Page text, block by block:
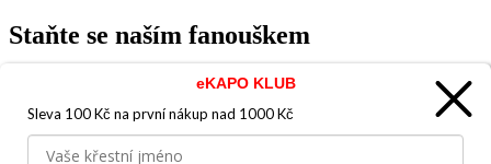
Staňte se naším fanouškem
Jsme důvěryhodný obchod
eKAPO KLUB
Sleva 100 Kč na první nákup nad 1000 Kč